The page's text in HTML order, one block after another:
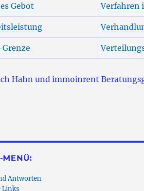
Gebot Verfahren
Hahn und immoinrent
MENÜ:
Antworten
Links